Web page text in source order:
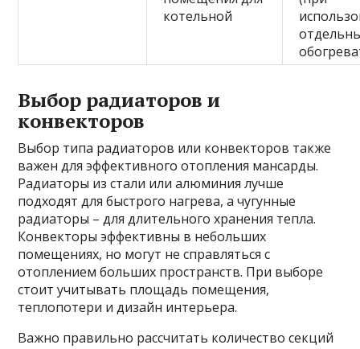
котельной
Выбор радиаторов и
конвекторов
Выбор типа радиаторов или конвекторов также
важен для эффективного отопления мансарды.
Радиаторы из стали или алюминия лучше
подходят для быстрого нагрева, а чугунные
радиаторы – для длительного хранения тепла.
Конвекторы эффективны в небольших
помещениях, но могут не справляться с
отоплением больших пространств. При выборе
стоит учитывать площадь помещения,
теплопотери и дизайн интерьера.
Важно правильно рассчитать количество секций